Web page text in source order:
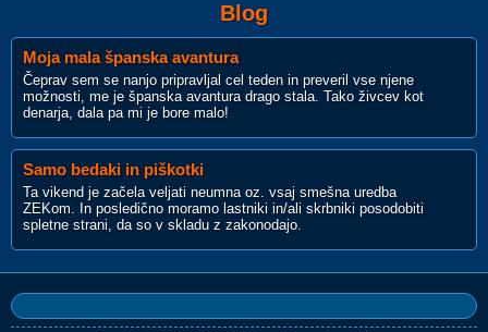
Blog
Moja mala španska avantura
Čeprav sem se nanjo pripravljal cel teden in preveril vse njene
možnosti, me je španska avantura drago stala. Tako živcev kot
denarja, dala pa mi je bore malo!
Samo bedaki in piškotki
Ta vikend je začela veljati neumna oz. vsaj smešna uredba
ZEKom. In posledično moramo lastniki in/ali skrbniki posodobiti
spletne strani, da so v skladu z zakonodajo.